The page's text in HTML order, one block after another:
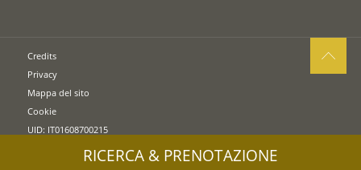
Credits
Privacy
Mappa del sito
Cookie
UID: IT01608700215
RICERCA & PRENOTAZIONE